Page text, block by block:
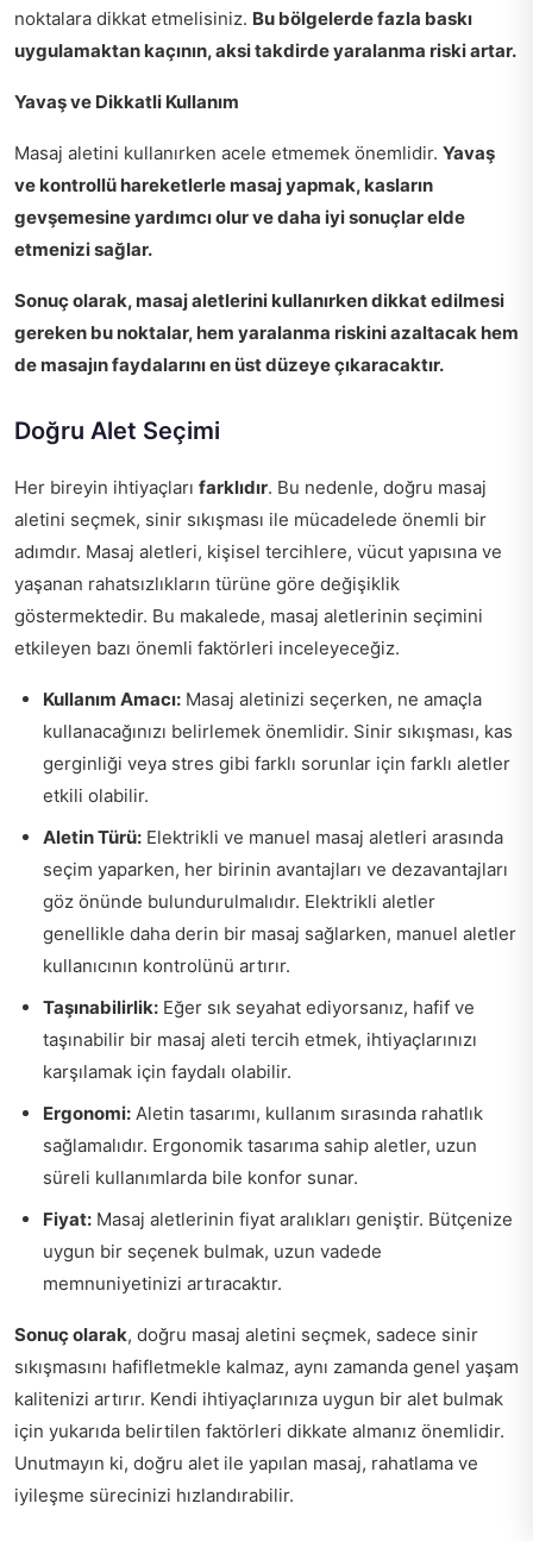
noktalara dikkat etmelisiniz. Bu bölgelerde fazla baskı
uygulamaktan kaçının, aksi takdirde yaralanma riski artar.
Yavaş ve Dikkatli Kullanım
Masaj aletini kullanırken acele etmemek önemlidir. Yavaş
ve kontrollü hareketlerle masaj yapmak, kasların
gevşemesine yardımcı olur ve daha iyi sonuçlar elde
etmenizi sağlar.
Sonuç olarak, masaj aletlerini kullanırken dikkat edilmesi
gereken bu noktalar, hem yaralanma riskini azaltacak hem
de masajın faydalarını en üst düzeye çıkaracaktır.
Doğru Alet Seçimi
Her bireyin ihtiyaçları farklıdır. Bu nedenle, doğru masaj
aletini seçmek, sinir sıkışması ile mücadelede önemli bir
adımdır. Masaj aletleri, kişisel tercihlere, vücut yapısına ve
yaşanan rahatsızlıkların türüne göre değişiklik
göstermektedir. Bu makalede, masaj aletlerinin seçimini
etkileyen bazı önemli faktörleri inceleyeceğiz.
Kullanım Amacı: Masaj aletinizi seçerken, ne amaçla
kullanacağınızı belirlemek önemlidir. Sinir sıkışması, kas
gerginliği veya stres gibi farklı sorunlar için farklı aletler
etkili olabilir.
Aletin Türü: Elektrikli ve manuel masaj aletleri arasında
seçim yaparken, her birinin avantajları ve dezavantajları
göz önünde bulundurulmalıdır. Elektrikli aletler
genellikle daha derin bir masaj sağlarken, manuel aletler
kullanıcının kontrolünü artırır.
Taşınabilirlik: Eğer sık seyahat ediyorsanız, hafif ve
taşınabilir bir masaj aleti tercih etmek, ihtiyaçlarınızı
karşılamak için faydalı olabilir.
Ergonomi: Aletin tasarımı, kullanım sırasında rahatlık
sağlamalıdır. Ergonomik tasarıma sahip aletler, uzun
süreli kullanımlarda bile konfor sunar.
Fiyat: Masaj aletlerinin fiyat aralıkları geniştir. Bütçenize
uygun bir seçenek bulmak, uzun vadede
memnuniyetinizi artıracaktır.
Sonuç olarak, doğru masaj aletini seçmek, sadece sinir
sıkışmasını hafifletmekle kalmaz, aynı zamanda genel yaşam
kalitenizi artırır. Kendi ihtiyaçlarınıza uygun bir alet bulmak
için yukarıda belirtilen faktörleri dikkate almanız önemlidir.
Unutmayın ki, doğru alet ile yapılan masaj, rahatlama ve
iyileşme sürecinizi hızlandırabilir.